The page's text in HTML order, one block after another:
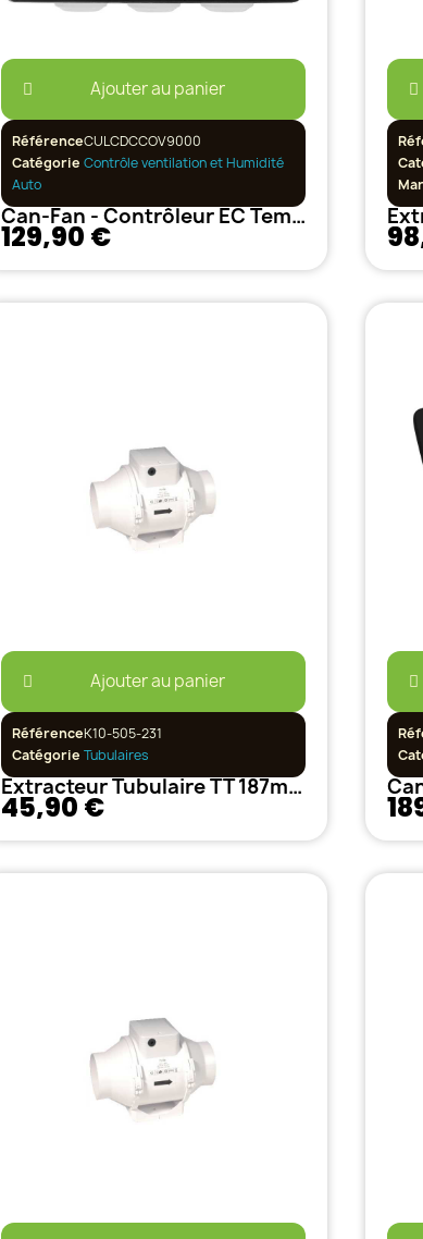
Ajouter au panier
RéférenceCULCDCCOV9000
Catégorie Contrôle ventilation et Humidité
Auto
Can-Fan - Contrôleur EC Température et vitesse minimum
129,90 €
Ajouter au panier
RéférenceK10-505-231
Catégorie Tubulaires
Extracteur Tubulaire TT 187m3/h 100mm 2 Vitesses
45,90 €